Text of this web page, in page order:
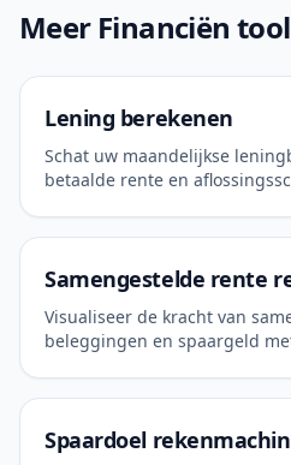
Meer Financiën
Lening berekenen
Schat uw maandelijkse
betaalde rente en
Samengestelde rente
Visualiseer de kracht van
beleggingen en spaargeld
Spaardoel